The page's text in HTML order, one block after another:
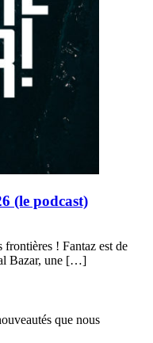
(le podcast)
! Fantaz est de
Bazar, une […]
que nous